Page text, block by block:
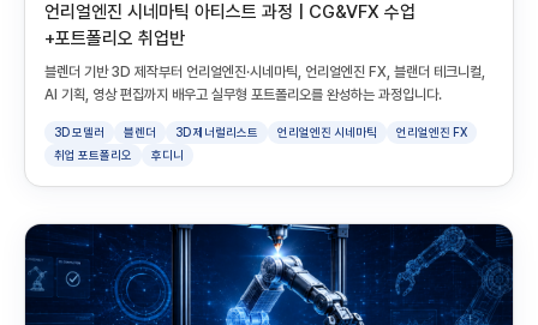
언리얼엔진 시네마틱 아티스트 과정 | CG&VFX 수업
+포트폴리오 취업반
블렌더 기반 3D 제작부터 언리얼엔진·시네마틱, 언리얼엔진 FX, 블랜더 테크니컬,
AI 기획, 영상 편집까지 배우고 실무형 포트폴리오를 완성하는 과정입니다.
3D 모델러 블렌더 3D 제너럴리스트 언리얼엔진 시네마틱
언리얼엔진 FX
취업 포트폴리오
후디니